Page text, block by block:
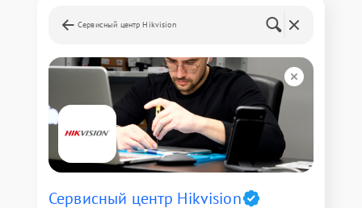
Сервисный центр Hikvision
Сервисный центр Hikvision